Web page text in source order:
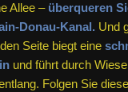
Allee – überqueren
Donau-Kanal. Und
Seite biegt eine
und führt durch
Folgen Sie